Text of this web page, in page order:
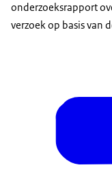
onderzoeksrapport
verzoek op basis van